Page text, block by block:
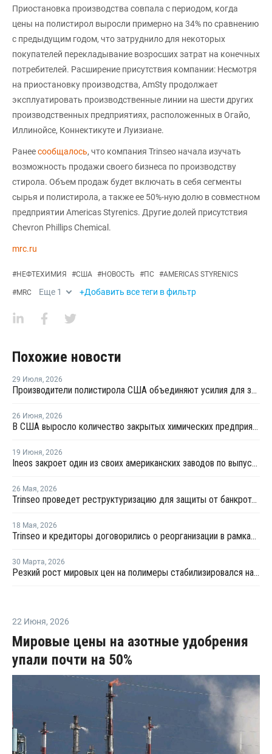
Приостановка производства совпала с периодом, когда
цены на полистирол выросли примерно на 34% по сравнению
с предыдущим годом, что затруднило для некоторых
покупателей перекладывание возросших затрат на конечных
потребителей. Расширение присутствия компании: Несмотря
на приостановку производства, AmSty продолжает
эксплуатировать производственные линии на шести других
производственных предприятиях, расположенных в Огайо,
Иллинойсе, Коннектикуте и Луизиане.
Ранеесообщалось, что компания Trinseo начала изучать
возможность продажи своего бизнеса по производству
стирола. Объем продаж будет включать в себя сегменты
сырья и полистирола, а также ее 50%-ную долю в совместном
предприятии Americas Styrenics. Другие долей присутствия
Chevron Phillips Chemical.
mrc.ru
#НЕФТЕХИМИЯ #США #НОВОСТЬ #ПС #AMERICAS STYRENICS
#MRC Еще 1 +Добавить все теги в фильтр
Похожие новости
29 Июля, 2026
Производители полистирола США объединяют усилия для защиты рынка от экологических ограничений
26 Июня, 2026
В США выросло количество закрытых химических предприятий
19 Июня, 2026
Ineos закроет один из своих американских заводов по выпуску полистирола
26 Мая, 2026
Trinseo проведет реструктуризацию для защиты от банкротства
18 Мая, 2026
Trinseo и кредиторы договорились о реорганизации в рамках Главы 11 закона о банкротстве
30 Марта, 2026
Резкий рост мировых цен на полимеры стабилизировался на уровнях 2022 года
22 Июня, 2026
Мировые цены на азотные удобрения
упали почти на 50%